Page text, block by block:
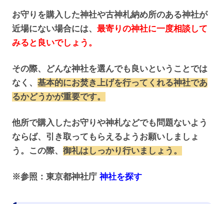
お守りを購入した神社や古神札納め所のある神社が
近場にない場合には、 最寄りの神社に一度相談して
みると良いでしょう。
その際、どんな神社を選んでも良いということでは
なく、 基本的にお焚き上げを行ってくれる神社であ
るかどうかが重要です。
他所で購入したお守りや神札などでも問題ないよう
ならば、引き取ってもらえるようお願いしましょ
う。この際、 御礼はしっかり行いましょう。
※参照：東京都神社庁神社を探す